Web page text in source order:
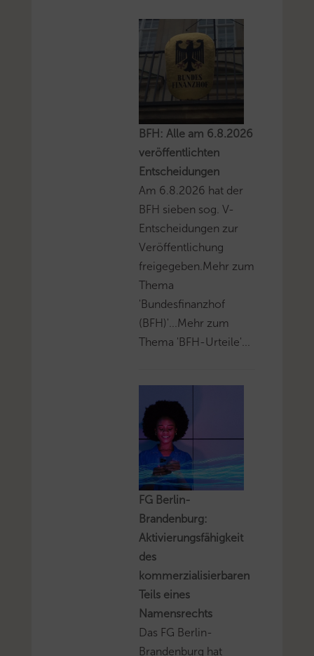
BFH: Alle am 6.8.2026
veröffentlichten
Entscheidungen
Am 6.8.2026 hat der
BFH sieben sog. V-
Entscheidungen zur
Veröffentlichung
freigegeben.Mehr zum
Thema
'Bundesfinanzhof
(BFH)'...Mehr zum
Thema 'BFH-Urteile'...
FG Berlin-
Brandenburg:
Aktivierungsfähigkeit
des
kommerzialisierbaren
Teils eines
Namensrechts
Das FG Berlin-
Brandenburg hat